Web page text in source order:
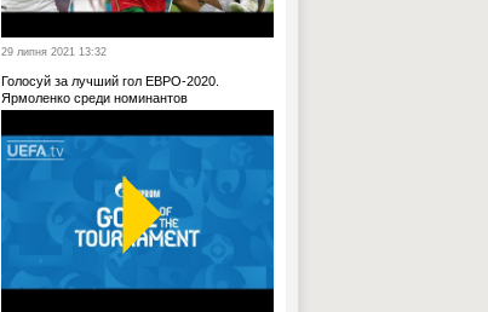
29 липня 2021 13:32
Голосуй за лучший гол ЕВРО-2020.
Ярмоленко среди номинантов